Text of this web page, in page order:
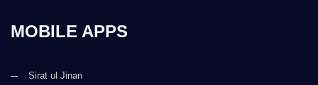
MOBILE APPS
Sirat ul Jinan